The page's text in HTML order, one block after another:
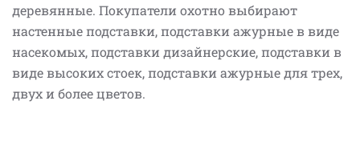
деревянные. Покупатели охотно выбирают
настенные подставки, подставки ажурные в виде
насекомых, подставки дизайнерские, подставки в
виде высоких стоек, подставки ажурные для трех,
двух и более цветов.